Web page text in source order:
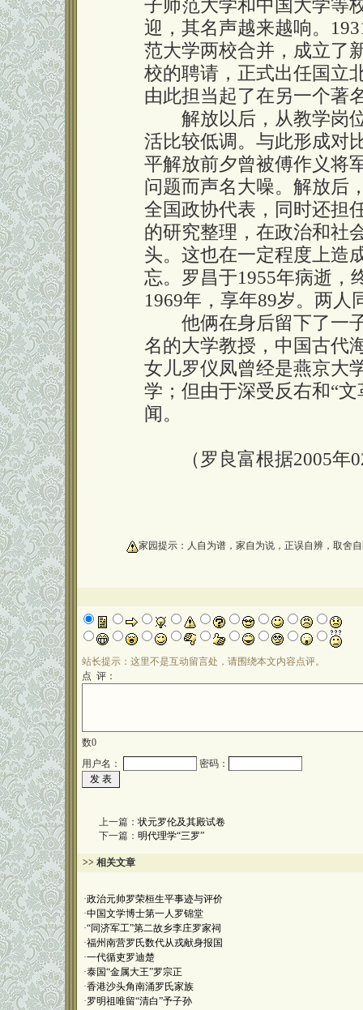
子师范大学和中国大学等
迎，其名声越来越响。
范大学两校合并，成立了
校的聘请，正式出任国立
由此担当起了在另一个著
解放以后，从教学岗位
活比较低调。与此形成对
平解放前夕曾被傅作义将
问题而声名大噪。解放后
全国政协代表，同时还担
的研究整理，在政治和社
头。这也在一定程度上造
忘。罗昌于1955年病逝，
1969年，享年89岁。两人
他俩在身后留下了一子
名的大学教授，中国古代
女儿罗仪凤曾经是燕京大
学；但由于深受反右和“
闻。
（罗良富根据2005年
家园提示：人自为谱，家自为说，正误自辨，取舍
站长提示：这里不是互动留言处，请围绕本文内容点评。
点 评：
数0
用户名：
密码：
上一篇： 状元罗伦及其殿试卷
下一篇： 明代理学“三罗”
>> 相关文章
·政治元帅罗荣桓生平事迹与评价
·中国文学博士第一人罗锦堂
·“同济军工”第二故乡李庄罗家祠
·福州南营罗氏数代从戎献身报国
·一代循吏罗迪楚
·泰国“金属大王”罗宗正
·香港沙头角南涌罗氏家族
·罗明祖唯留“清白”予子孙